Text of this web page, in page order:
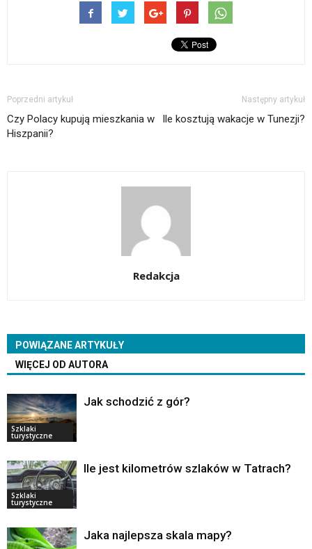
Poprzedni artykuł
Czy Polacy kupują mieszkania w
Hiszpanii?
Następny artykuł
Ile kosztują wakacje w Tunezji?
Redakcja
POWIĄZANE ARTYKUŁY
WIĘCEJ OD AUTORA
Szklaki
turystyczne
Jak schodzić z gór?
Szklaki
turystyczne
Ile jest kilometrów szlaków w Tatrach?
Jaka najlepsza skala mapy?